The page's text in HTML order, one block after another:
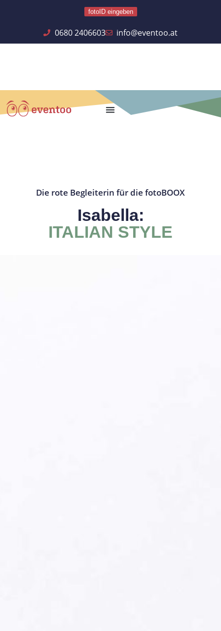
fotoID eingeben
0680 2406603 info@eventoo.at
Die rote Begleiterin für die fotoBOOX
Isabella:
ITALIAN STYLE